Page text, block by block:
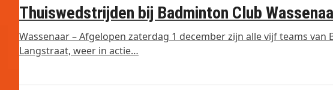
Thuiswedstrijden bij Badminton Club
Wassenaar – Afgelopen zaterdag 1 december zijn alle vijf teams van
Langstraat, weer in actie…